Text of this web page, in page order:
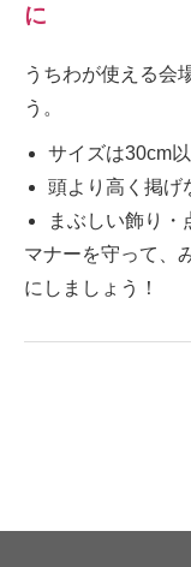
に
うちわが使える会
う。
サイズは30cm
頭より高く掲げ
まぶしい飾り・
マナーを守って、
にしましょう！